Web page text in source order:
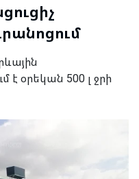
օրեկան 500 լ ջրի